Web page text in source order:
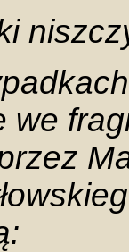
we